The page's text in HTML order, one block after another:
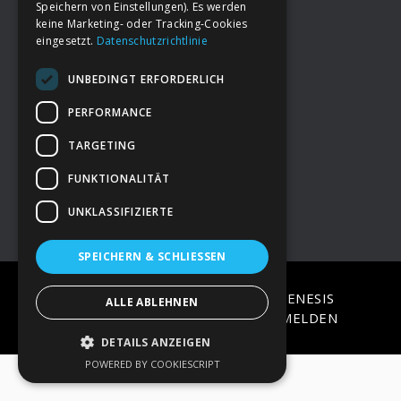
FooterDeine Spende
→ Impressum
→Kontakt zum PAO Team
COPYRIGHT © 2026 · ON
GENESIS
FRAMEWORK·WORDPRESS·ANMELDEN
Speichern von Einstellungen). Es werden
keine Marketing- oder Tracking-Cookies
eingesetzt. Datenschutzrichtlinie
UNBEDINGT ERFORDERLICH
PERFORMANCE
TARGETING
FUNKTIONALITÄT
UNKLASSIFIZIERTE
SPEICHERN & SCHLIESSEN
ALLE ABLEHNEN
DETAILS ANZEIGEN
POWERED BY COOKIESCRIPT